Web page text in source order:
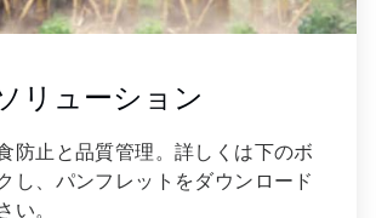
リューション
防止と品質管理。詳しくは下のボ
し、パンフレットをダウンロード
い。